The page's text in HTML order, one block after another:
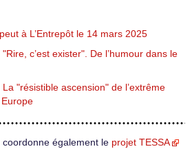
à L’Entrepôt le 14 mars 2025
c’est exister". De l’humour dans le
"résistible ascension" de l’extrême
également le projet TESSA